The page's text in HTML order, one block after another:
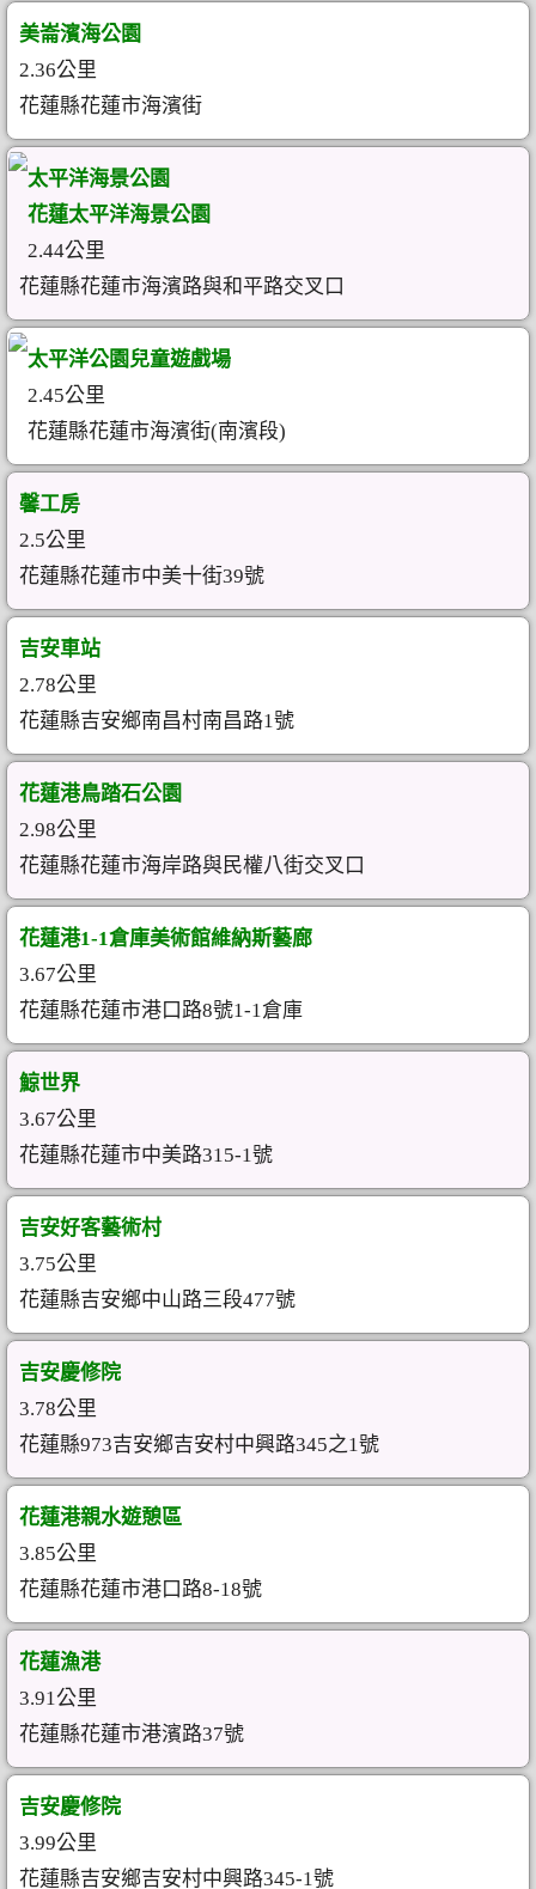
美崙濱海公園
2.36公里
花蓮縣花蓮市海濱街
太平洋海景公園
花蓮太平洋海景公園
2.44公里
花蓮縣花蓮市海濱路與和平路交叉口
太平洋公園兒童遊戲場
2.45公里
花蓮縣花蓮市海濱街(南濱段)
馨工房
2.5公里
花蓮縣花蓮市中美十街39號
吉安車站
2.78公里
花蓮縣吉安鄉南昌村南昌路1號
花蓮港鳥踏石公園
2.98公里
花蓮縣花蓮市海岸路與民權八街交叉口
花蓮港1-1倉庫美術館維納斯藝廊
3.67公里
花蓮縣花蓮市港口路8號1-1倉庫
鯨世界
3.67公里
花蓮縣花蓮市中美路315-1號
吉安好客藝術村
3.75公里
花蓮縣吉安鄉中山路三段477號
吉安慶修院
3.78公里
花蓮縣973吉安鄉吉安村中興路345之1號
花蓮港親水遊憩區
3.85公里
花蓮縣花蓮市港口路8-18號
花蓮漁港
3.91公里
花蓮縣花蓮市港濱路37號
吉安慶修院
3.99公里
花蓮縣吉安鄉吉安村中興路345-1號